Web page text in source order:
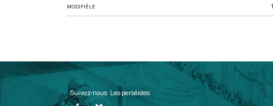
MODIFIÉ LE
Suivez-nous Les perséides